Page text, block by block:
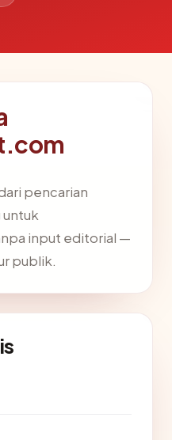
pencarian
untuk
input editorial —
publik.